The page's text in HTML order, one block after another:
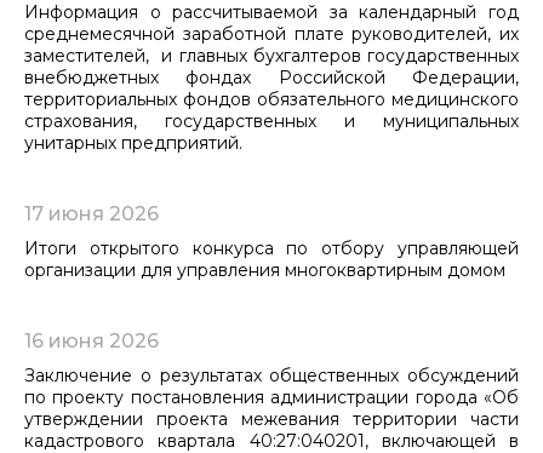
Информация о рассчитываемой за календарный год
среднемесячной заработной плате руководителей, их
заместителей, и главных бухгалтеров государственных
внебюджетных фондах Российской Федерации,
территориальных фондов обязательного медицинского
страхования, государственных и муниципальных
унитарных предприятий.
17 июня 2026
Итоги открытого конкурса по отбору управляющей
организации для управления многоквартирным домом
16 июня 2026
Заключение о результатах общественных обсуждений
по проекту постановления администрации города «Об
утверждении проекта межевания территории части
кадастрового квартала 40:27:040201, включающей в